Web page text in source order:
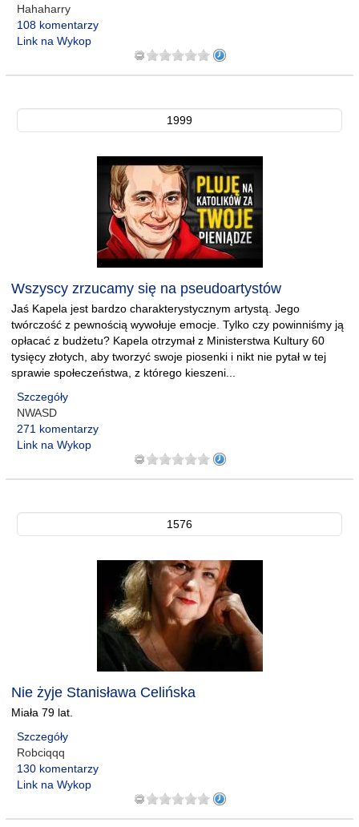
Hahaharry
108 komentarzy
Link na Wykop
1999
Wszyscy zrzucamy się na pseudoartystów
Jaś Kapela jest bardzo charakterystycznym artystą. Jego
twórczość z pewnością wywołuje emocje. Tylko czy powinniśmy ją
opłacać z budżetu? Kapela otrzymał z Ministerstwa Kultury 60
tysięcy złotych, aby tworzyć swoje piosenki i nikt nie pytał w tej
sprawie społeczeństwa, z którego kieszeni...
Szczegóły
NWASD
271 komentarzy
Link na Wykop
1576
Nie żyje Stanisława Celińska
Miała 79 lat.
Szczegóły
Robciqqq
130 komentarzy
Link na Wykop